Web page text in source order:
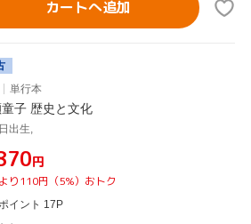
カートへ追加
単行本
童子 歴史と文化
出生,
円
り110円（5%）おトク
イント 17P